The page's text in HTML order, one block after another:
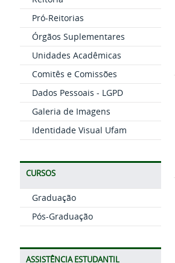
Pró-Reitorias
Órgãos Suplementares
Unidades Acadêmicas
Comitês e Comissões
Dados Pessoais - LGPD
Galeria de Imagens
Identidade Visual Ufam
CURSOS
Graduação
Pós-Graduação
ASSISTÊNCIA ESTUDANTIL